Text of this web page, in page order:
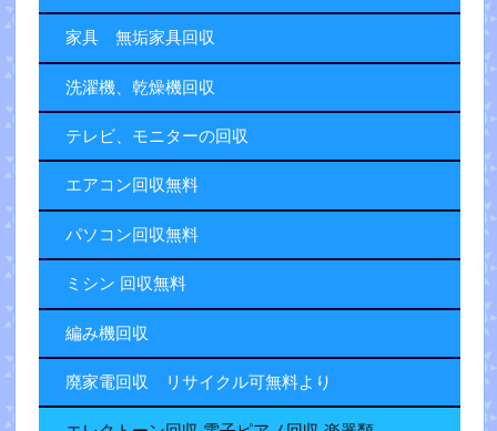
家具 無垢家具回収
洗濯機、乾燥機回収
テレビ、モニターの回収
エアコン回収無料
パソコン回収無料
ミシン 回収無料
編み機回収
廃家電回収 リサイクル可無料より